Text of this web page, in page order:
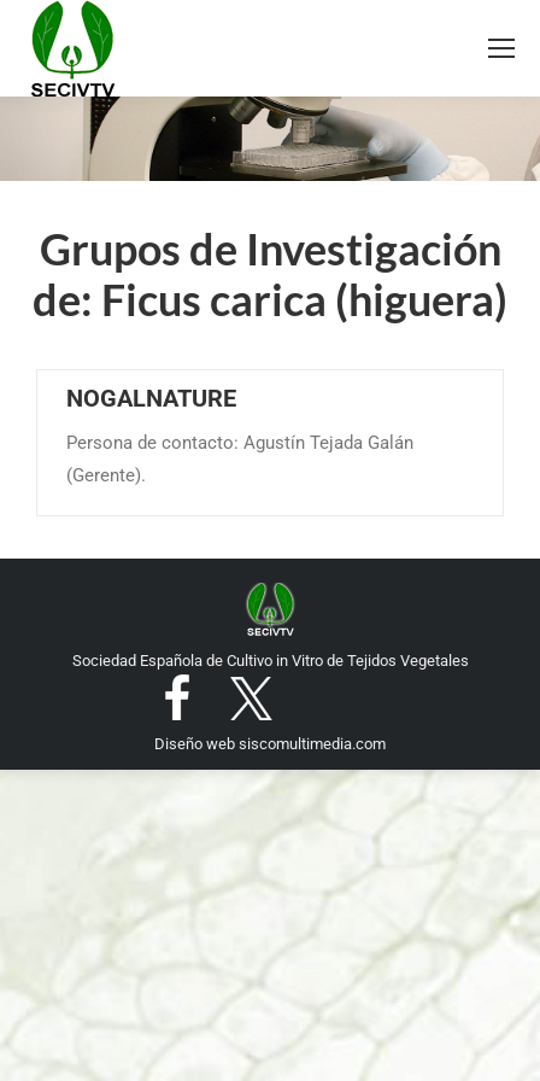
Grupos de Investigación
de: Ficus carica (higuera)
NOGALNATURE
Persona de contacto: Agustín Tejada Galán
(Gerente).
Sociedad Española de Cultivo in Vitro de Tejidos Vegetales
Diseño web siscomultimedia.com